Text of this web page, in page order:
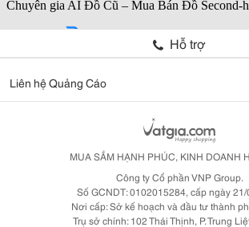
Hỗ trợ
Liên hệ Quảng Cáo
MUA SẮM HẠNH PHÚC, KINH DOANH
Công ty Cổ phần VNP Group.
Số GCNDT: 0102015284, cấp ngày
Nơi cấp: Sở kế hoạch và đầu tư thành
Trụ sở chính: 102 Thái Thịnh, P. Trung